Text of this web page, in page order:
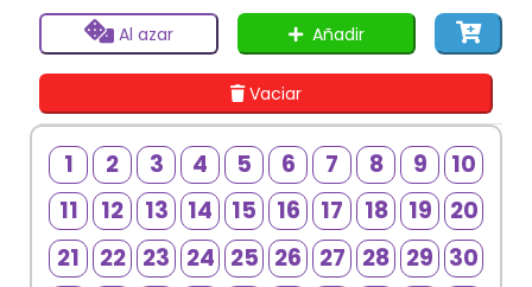
Vaciar
Al azar Añadir
1 2 3 4 5 6 7 8 9
10
11
12 13 14 15 16 17 18 19
20
21
22 23 24 25 26 27 28 29 30